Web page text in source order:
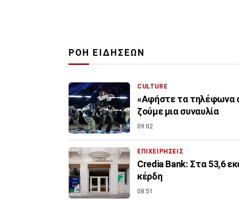
ΡΟΗ ΕΙΔΗΣΕΩΝ
CULTURE
«Αφήστε τα τηλέφωνα
ζούμε μια συναυλία
09:02
ΕΠΙΧΕΙΡΗΣΕΙΣ
Credia Bank: Στα 53,6
κέρδη
08:51